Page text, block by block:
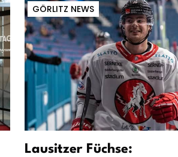
GÖRLITZ NEWS
Lausitzer Füchse: